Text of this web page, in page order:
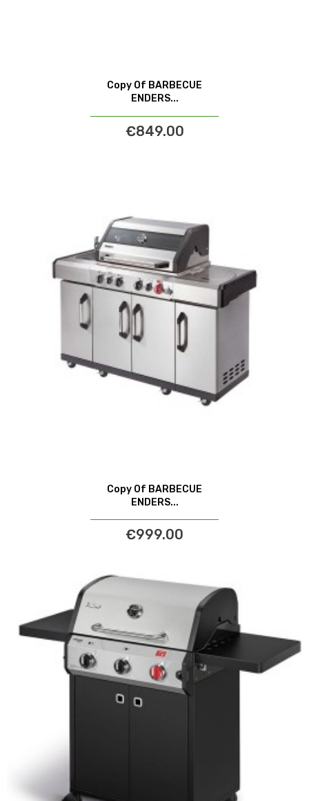
Copy Of BARBECUE
ENDERS...
€849.00
Copy Of BARBECUE
ENDERS...
€999.00